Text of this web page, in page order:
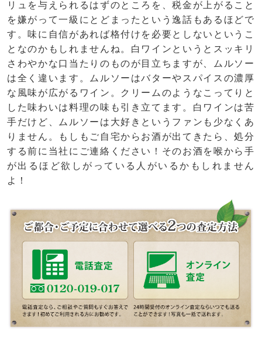
リュを与えられるはずのところを、税金が上がること
を嫌がって一級にとどまったという逸話もあるほどで
す。味に自信があれば格付けを必要としないというこ
となのかもしれませんね。白ワインというとスッキリ
さわやかな口当たりのものが目立ちますが、ムルソー
は全く違います。ムルソーはバターやスパイスの濃厚
な風味が広がるワイン。クリームのようなこってりと
した味わいは料理の味も引き立てます。白ワインは苦
手だけど、ムルソーは大好きというファンも少なくあ
りません。もしもご自宅からお酒が出てきたら、処分
する前に当社にご連絡ください！そのお酒を喉から手
が出るほど欲しがっている人がいるかもしれません
よ！